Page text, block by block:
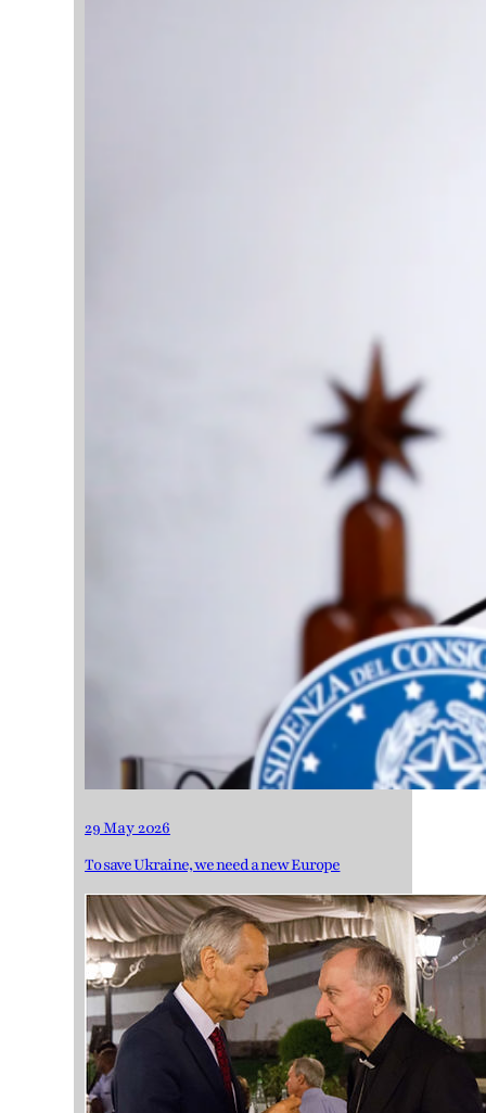
29 May 2026
To save Ukraine, we need a new Europe